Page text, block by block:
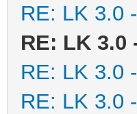
RE: LK 3.0
RE: LK 3.0
RE: LK 3.0
RE: LK 3.0